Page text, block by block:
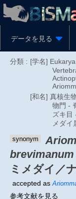
データを見る
分類 : [学名]
[和名] 真核生
物門 -
ズキ目
メダ
synonym
brevimanum
ミメダイ／
accepted as
参考文献を見る